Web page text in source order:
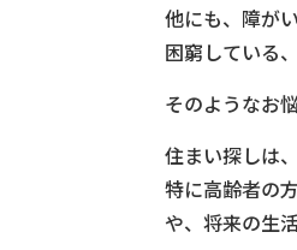
他にも、障が
困窮している
そのようなお
住まい探しは
特に高齢者の
や、将来の生